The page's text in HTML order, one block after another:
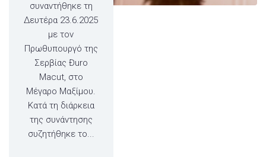
συναντήθηκε τη
Δευτέρα 23.6.2025
με τον
Πρωθυπουργό της
Σερβίας Đuro
Macut, στο
Μέγαρο Μαξίμου.
Κατά τη διάρκεια
της συνάντησης
συζητήθηκε το...